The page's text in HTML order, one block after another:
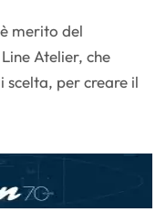
merito del
Atelier, che
per creare il